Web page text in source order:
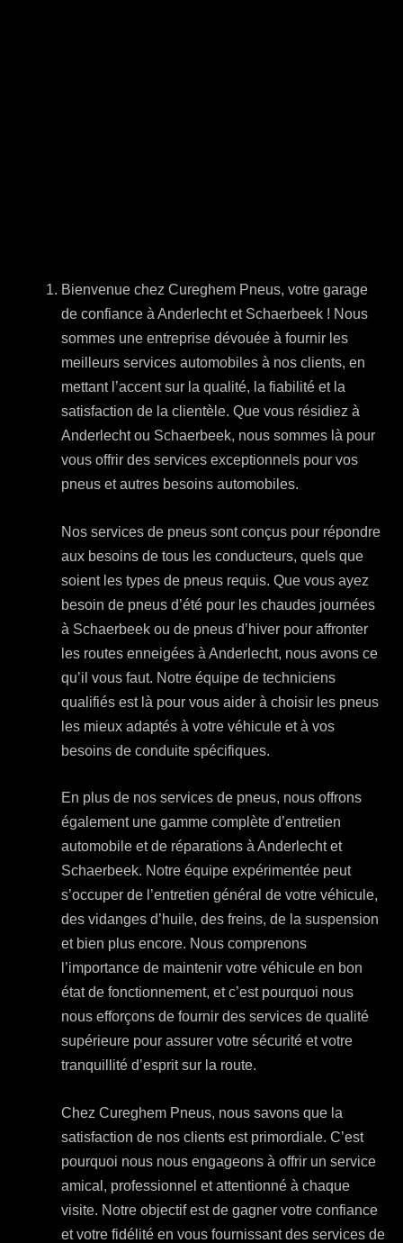
Bienvenue chez Cureghem Pneus, votre garage
de confiance à Anderlecht et Schaerbeek ! Nous
sommes une entreprise dévouée à fournir les
meilleurs services automobiles à nos clients, en
mettant l’accent sur la qualité, la fiabilité et la
satisfaction de la clientèle. Que vous résidiez à
Anderlecht ou Schaerbeek, nous sommes là pour
vous offrir des services exceptionnels pour vos
pneus et autres besoins automobiles.
Nos services de pneus sont conçus pour répondre
aux besoins de tous les conducteurs, quels que
soient les types de pneus requis. Que vous ayez
besoin de pneus d’été pour les chaudes journées
à Schaerbeek ou de pneus d’hiver pour affronter
les routes enneigées à Anderlecht, nous avons ce
qu’il vous faut. Notre équipe de techniciens
qualifiés est là pour vous aider à choisir les pneus
les mieux adaptés à votre véhicule et à vos
besoins de conduite spécifiques.
En plus de nos services de pneus, nous offrons
également une gamme complète d’entretien
automobile et de réparations à Anderlecht et
Schaerbeek. Notre équipe expérimentée peut
s’occuper de l’entretien général de votre véhicule,
des vidanges d’huile, des freins, de la suspension
et bien plus encore. Nous comprenons
l’importance de maintenir votre véhicule en bon
état de fonctionnement, et c’est pourquoi nous
nous efforçons de fournir des services de qualité
supérieure pour assurer votre sécurité et votre
tranquillité d’esprit sur la route.
Chez Cureghem Pneus, nous savons que la
satisfaction de nos clients est primordiale. C’est
pourquoi nous nous engageons à offrir un service
amical, professionnel et attentionné à chaque
visite. Notre objectif est de gagner votre confiance
et votre fidélité en vous fournissant des services de